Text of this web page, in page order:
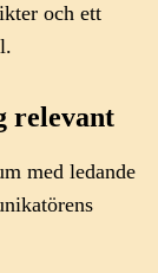
och ett
relevant
med ledande